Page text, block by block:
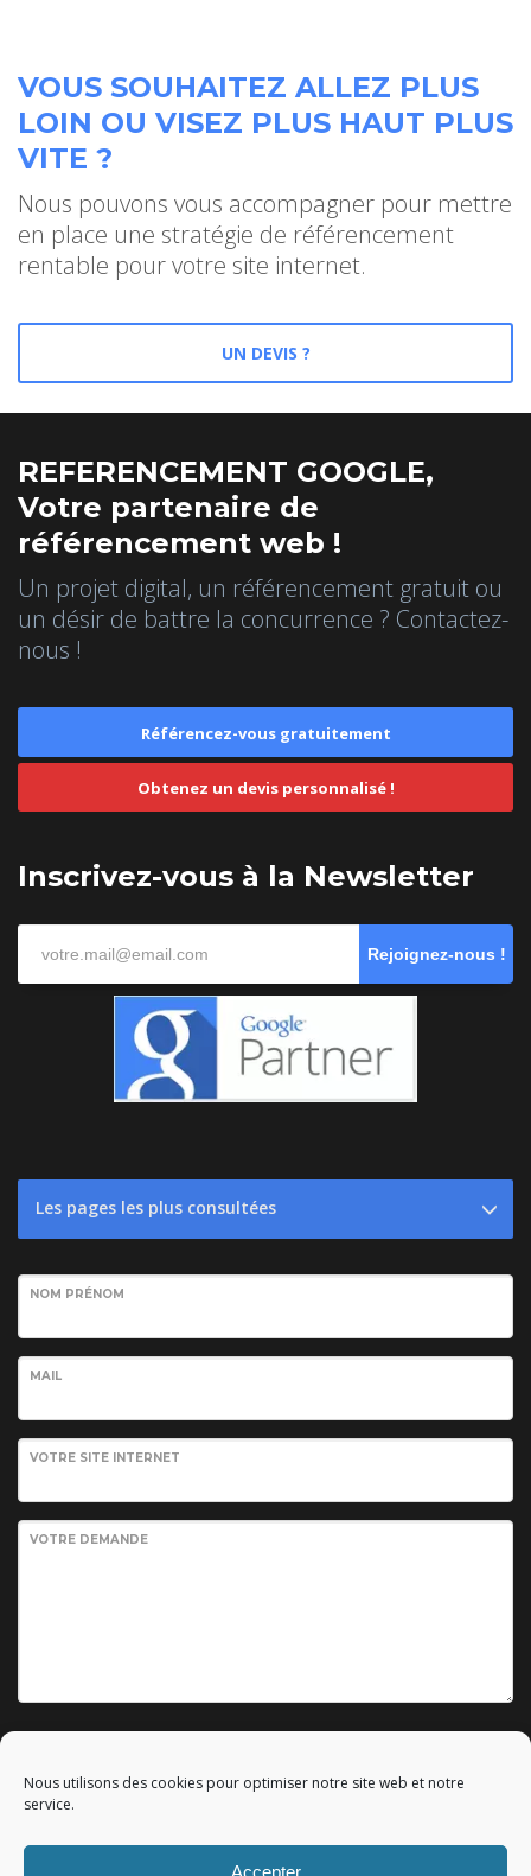
Nous utilisons des cookies pour optimiser notre site web et notre
service.
Accepter
VOUS SOUHAITEZ ALLEZ PLUS
LOIN OU VISEZ PLUS HAUT PLUS
VITE ?
Nous pouvons vous accompagner pour mettre
en place une stratégie de référencement
rentable pour votre site internet.
UN DEVIS ?
REFERENCEMENT GOOGLE,
Votre partenaire de
référencement web !
Un projet digital, un référencement gratuit ou
un désir de battre la concurrence ? Contactez-
nous !
Référencez-vous gratuitement
Obtenez un devis personnalisé !
Inscrivez-vous à la Newsletter
Rejoignez-nous !
Les pages les plus consultées
NOM PRÉNOM
MAIL
VOTRE SITE INTERNET
VOTRE DEMANDE